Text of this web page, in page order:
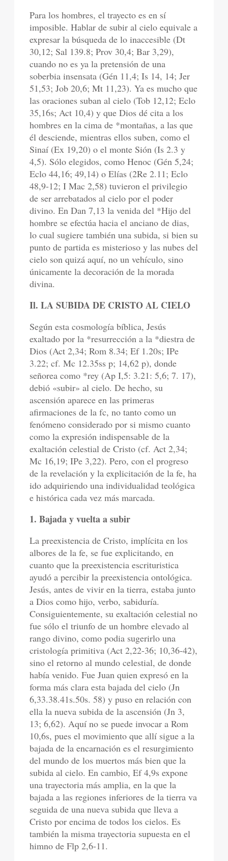
Para los hombres, el trayecto es en sí
imposible. Hablar de subir al cielo equivale a
expresar la búsqueda de lo inaccesible (Dt
30,12; Sal 139.8; Prov 30,4; Bar 3,29),
cuando no es ya la pretensión de una
soberbia insensata (Gén 11,4; Is 14, 14; Jer
51,53; Job 20,6; Mt 11,23). Ya es mucho que
las oraciones suban al cielo (Tob 12,12; Eclo
35,16s; Act 10,4) y que Dios dé cita a los
hombres en la cima de *montañas, a las que
él desciende, mientras ellos suben, como el
Sinaí (Ex 19,20) o el monte Sión (Is 2.3 y
4,5). Sólo elegidos, como Henoc (Gén 5,24;
Eclo 44,16; 49,14) o Elías (2Re 2.11; Eclo
48,9-12; I Mac 2,58) tuvieron el privilegio
de ser arrebatados al cielo por el poder
divino. En Dan 7,13 la venida del *Hijo del
hombre se efectúa hacia el anciano de dias,
lo cual sugiere también una subida, si bien su
punto de partida es misterioso y las nubes del
cielo son quizá aquí, no un vehículo, sino
únicamente la decoración de la morada
divina.
Il. LA SUBIDA DE CRISTO AL CIELO
Según esta cosmología bíblica, Jesús
exaltado por la *resurrección a la *diestra de
Dios (Act 2,34; Rom 8.34; Ef 1.20s; IPe
3.22; cf. Mc 12.35ss p; 14,62 p), donde
señorea como *rey (Ap I,5: 3.21: 5,6; 7. 17),
debió «subir» al cielo. De hecho, su
ascensión aparece en las primeras
afirmaciones de la fc, no tanto como un
fenómeno considerado por si mismo cuanto
como la expresión indispensable de la
exaltación celestial de Cristo (cf. Act 2,34;
Mc 16,19; IPe 3,22). Pero, con el progreso
de la revelación y la explicitación de la fe, ha
ido adquiriendo una individualidad teológica
e histórica cada vez más marcada.
1. Bajada y vuelta a subir
La preexistencia de Cristo, implícita en los
albores de la fe, se fue explicitando, en
cuanto que la preexistencia escrituristica
ayudó a percibir la preexistencia ontológica.
Jesús, antes de vivir en la tierra, estaba junto
a Dios como hijo, verbo, sabiduría.
Consiguientemente, su exaltación celestial no
fue sólo el triunfo de un hombre elevado al
rango divino, como podia sugerirlo una
cristología primitiva (Act 2,22-36; 10,36-42),
sino el retorno al mundo celestial, de donde
había venido. Fue Juan quien expresó en la
forma más clara esta bajada del cielo (Jn
6,33.38.41s.50s. 58) y puso en relación con
ella la nueva subida de la ascensión (Jn 3,
13; 6,62). Aquí no se puede invocar a Rom
10,6s, pues el movimiento que allí sigue a la
bajada de la encarnación es el resurgimiento
del mundo de los muertos más bien que la
subida al cielo. En cambio, Ef 4,9s expone
una trayectoria más amplia, en la que la
bajada a las regiones inferiores de la tierra va
seguida de una nueva subida que lleva a
Cristo por encima de todos los cielos. Es
también la misma trayectoria supuesta en el
himno de Flp 2,6-11.